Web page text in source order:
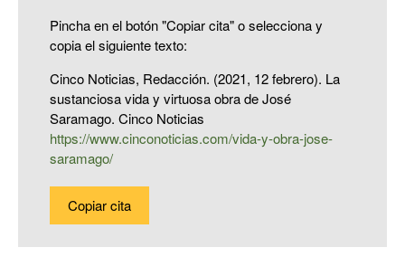
Pincha en el botón "Copiar cita" o selecciona y
copia el siguiente texto:
Cinco Noticias, Redacción. (2021, 12 febrero). La
sustanciosa vida y virtuosa obra de José
Saramago. Cinco Noticias
https://www.cinconoticias.com/vida-y-obra-jose-
saramago/
Copiar cita